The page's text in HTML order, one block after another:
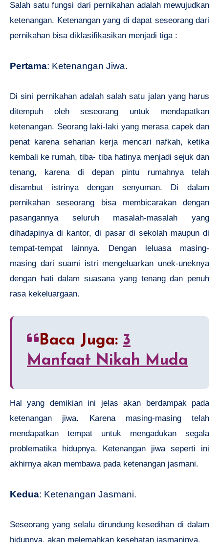
Salah satu fungsi dari pernikahan adalah mewujudkan
ketenangan. Ketenangan yang di dapat seseorang dari
pernikahan bisa diklasifikasikan menjadi tiga :
Pertama: Ketenangan Jiwa.
Di sini pernikahan adalah salah satu jalan yang harus
ditempuh oleh seseorang untuk mendapatkan
ketenangan. Seorang laki-laki yang merasa capek dan
penat karena seharian kerja mencari nafkah, ketika
kembali ke rumah, tiba- tiba hatinya menjadi sejuk dan
tenang, karena di depan pintu rumahnya telah
disambut istrinya dengan senyuman. Di dalam
pernikahan seseorang bisa membicarakan dengan
pasangannya seluruh masalah-masalah yang
dihadapinya di kantor, di pasar di sekolah maupun di
tempat-tempat lainnya. Dengan leluasa masing-
masing dari suami istri mengeluarkan unek-uneknya
dengan hati dalam suasana yang tenang dan penuh
rasa kekeluargaan.
Baca Juga: 3
Manfaat Nikah Muda
Hal yang demikian ini jelas akan berdampak pada
ketenangan jiwa. Karena masing-masing telah
mendapatkan tempat untuk mengadukan segala
problematika hidupnya. Ketenangan jiwa seperti ini
akhirnya akan membawa pada ketenangan jasmani.
Kedua: Ketenangan Jasmani.
Seseorang yang selalu dirundung kesedihan di dalam
hidupnya, akan melemahkan kesehatan jasmaninya.